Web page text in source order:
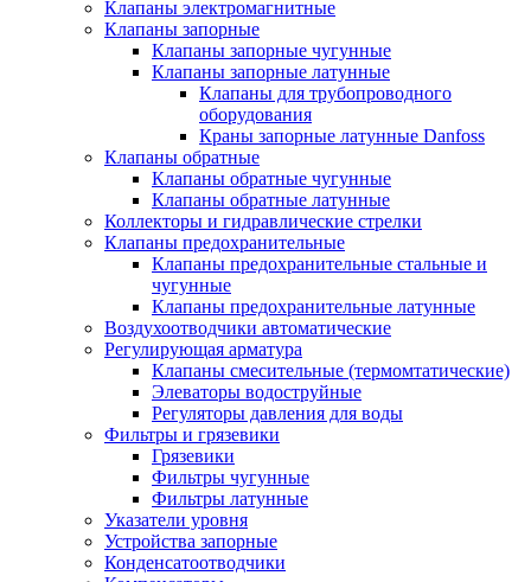
Клапаны электромагнитные
Клапаны запорные
Клапаны запорные чугунные
Клапаны запорные латунные
Клапаны для трубопроводного
оборудования
Краны запорные латунные Danfoss
Клапаны обратные
Клапаны обратные чугунные
Клапаны обратные латунные
Коллекторы и гидравлические стрелки
Клапаны предохранительные
Клапаны предохранительные стальные и
чугунные
Клапаны предохранительные латунные
Воздухоотводчики автоматические
Регулирующая арматура
Клапаны смесительные (термомтатические)
Элеваторы водоструйные
Регуляторы давления для воды
Фильтры и грязевики
Грязевики
Фильтры чугунные
Фильтры латунные
Указатели уровня
Устройства запорные
Конденсатоотводчики